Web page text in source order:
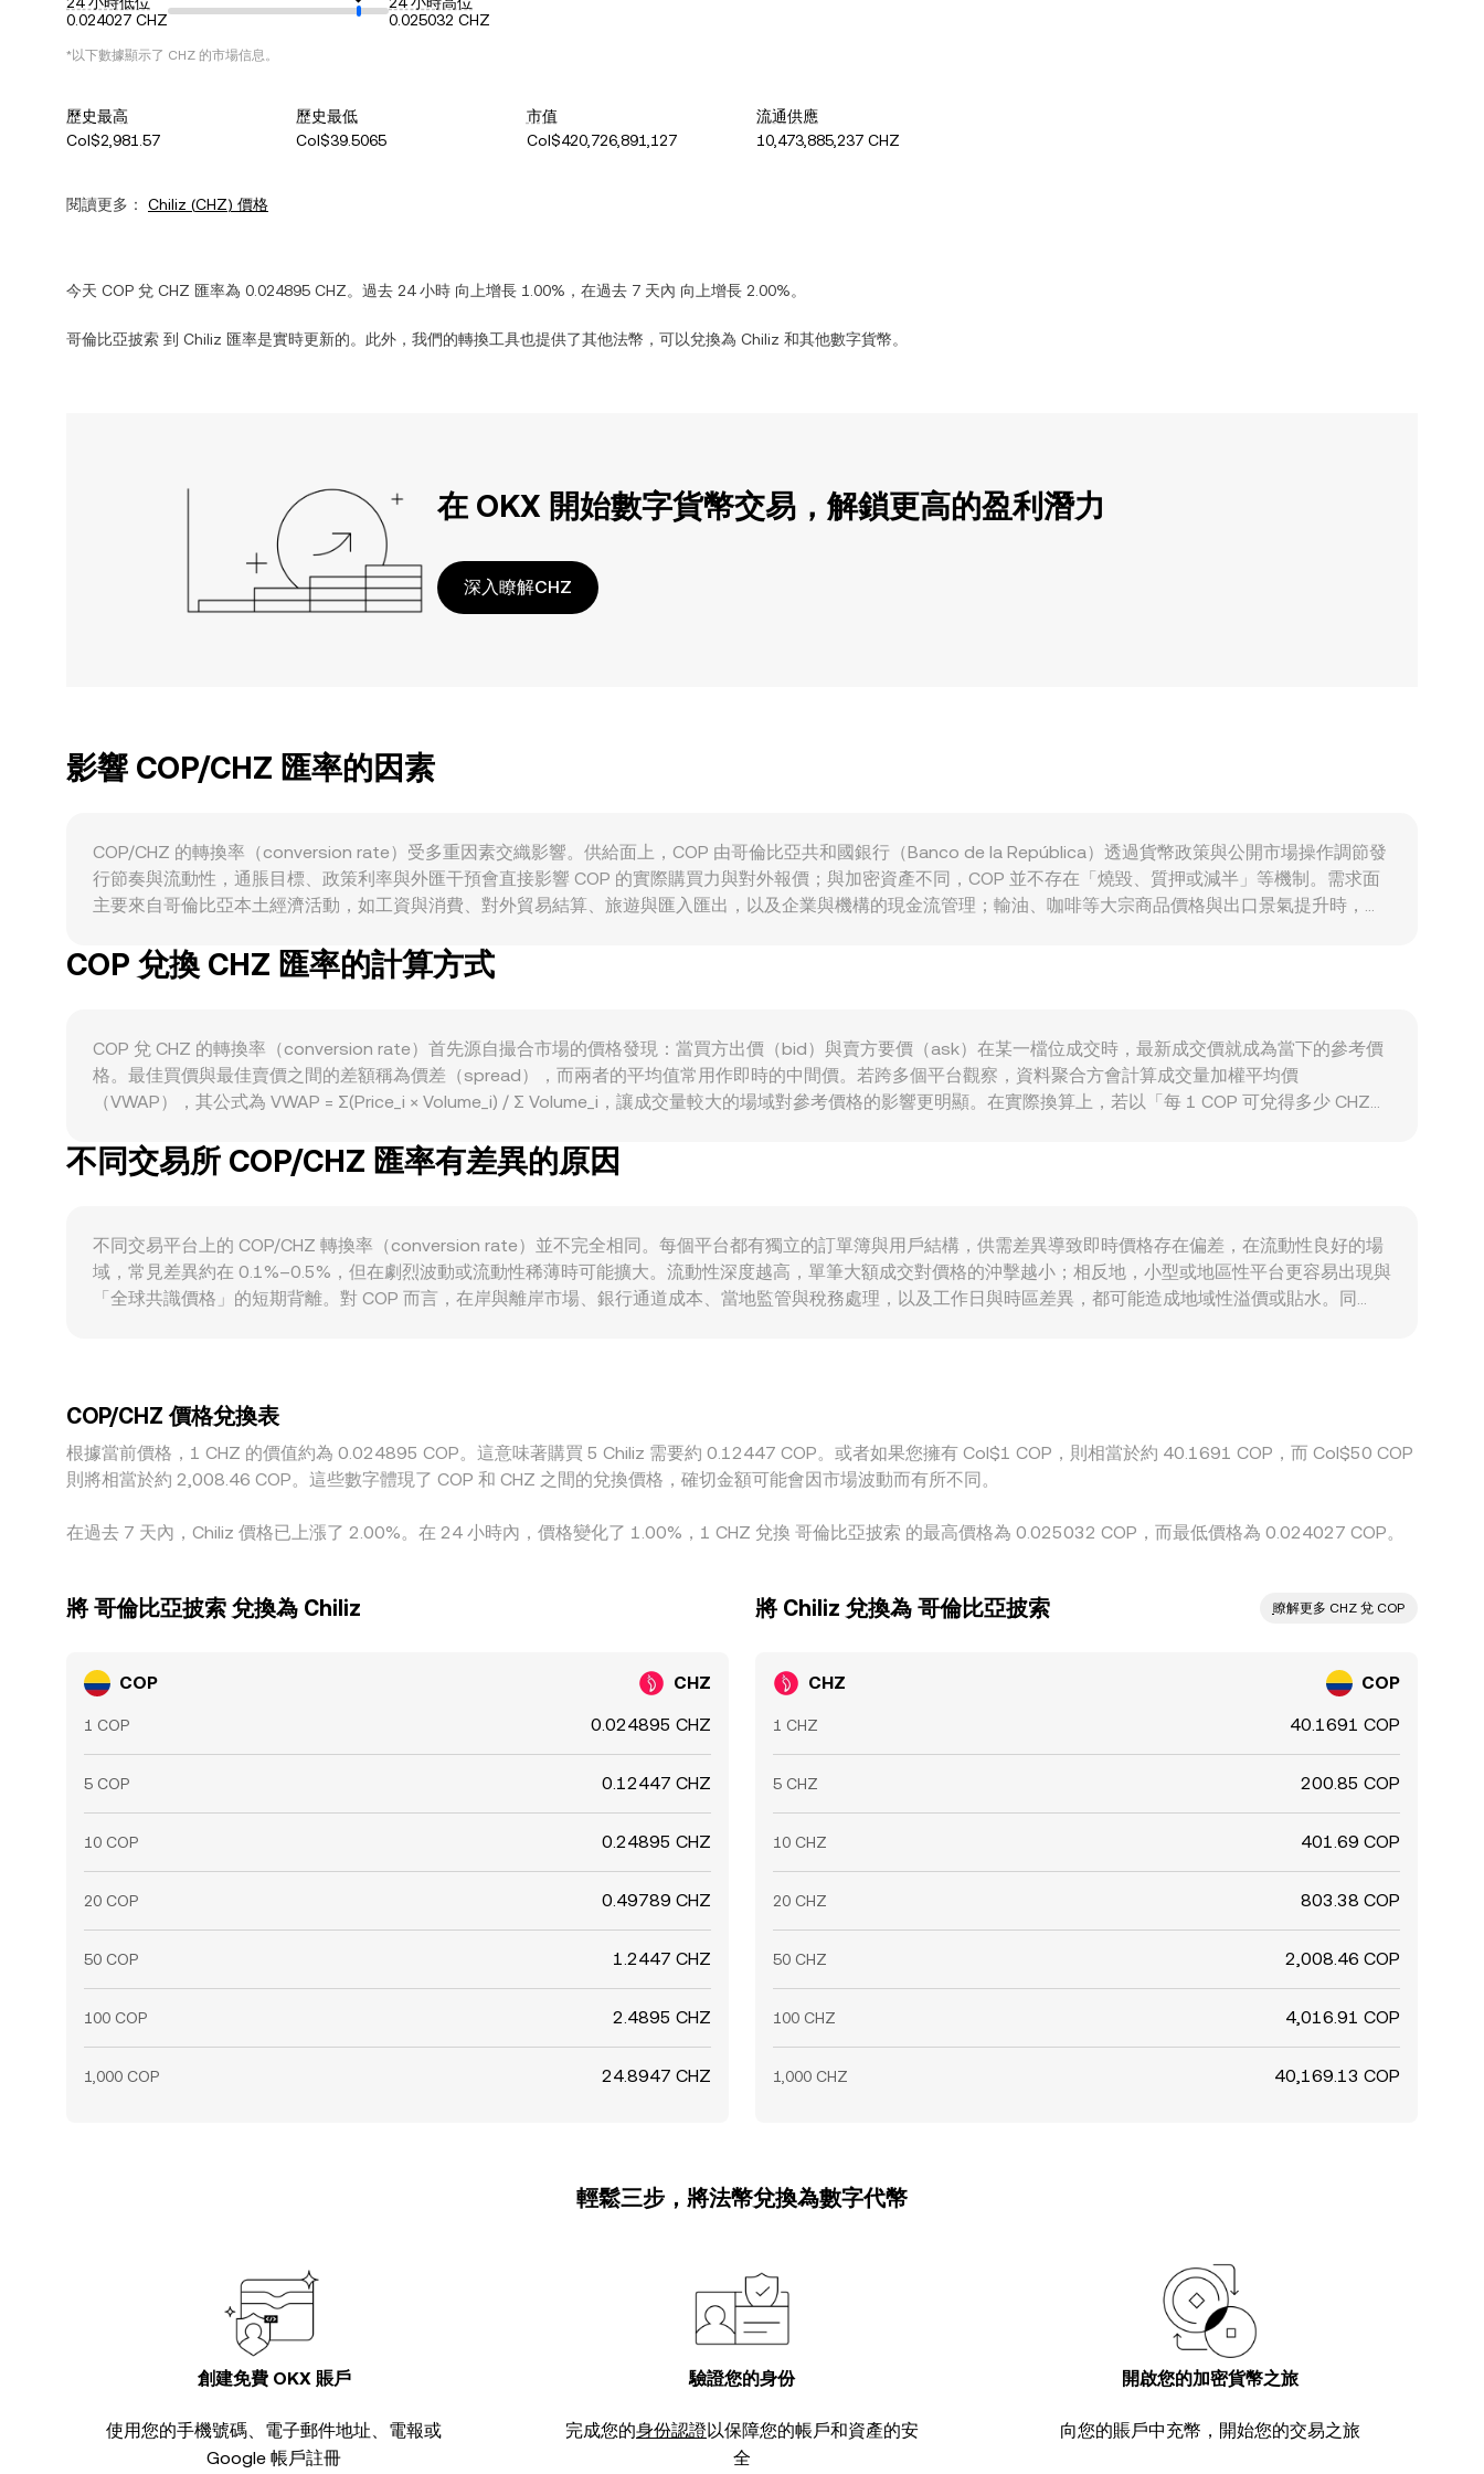
0.024027 CHZ
0.025032 CHZ
*以下數據顯示了 CHZ 的市場信息。
歷史最高
Col$2,981.57
歷史最低
Col$39.5065
市值
Col$420,726,891,127
流通供應
10,473,885,237 CHZ
閱讀更多： Chiliz (CHZ) 價格
今天 COP 兌 CHZ 匯率為 0.024895 CHZ。過去 24 小時 向上增長 1.00% ，在過去 7 天內 向上增長 2.00%。
哥倫比亞披索 到 Chiliz 匯率是實時更新的。此外，我們的轉換工具也提供了其他法幣，可以兌換為 Chiliz 和其他數字貨幣。
在 OKX 開始數字貨幣交易，解鎖更高的盈利潛力
深入瞭解CHZ
影響 COP/CHZ 匯率的因素
COP/CHZ 的轉換率（conversion rate）受多重因素交織影響。供給面上，COP 由哥倫比亞共和國銀行（Banco de la República）透過貨幣政策與公開市場操作調節發
行節奏與流動性，通脹目標、政策利率與外匯干預會直接影響 COP 的實際購買力與對外報價；與加密資產不同，COP 並不存在「燒毀、質押或減半」等機制。需求面
主要來自哥倫比亞本土經濟活動，如工資與消費、對外貿易結算、旅遊與匯入匯出，以及企業與機構的現金流管理；輸油、咖啡等大宗商品價格與出口景氣提升時，對
與美債利率、風險偏好上升或降溫、拉美資產風險溢價變化，均可能加大短期波動。監管事件方面，哥倫比亞對加密資產交易與法幣出入金的規範、稅務申報要求、銀
行通道與支付機構合規政策的收緊或放寬，都會影響 COP 進入或退出交易平台的便利性與成本，進而反映在 COP/CHZ 的轉換率上；若海外對 CHZ 的合規定性、上市
上與場外的大額地址（俗稱「鯨魚」）的買賣節奏，都可能在短期內改變買賣盤力量；同時，COP 的銀行營業時段、假期安排與在岸/離岸報價差，會導致跨時區流動
性不對稱，疊加造成日內波動。
COP 兌換 CHZ 匯率的計算方式
COP 兌 CHZ 的轉換率（conversion rate）首先源自撮合市場的價格發現：當買方出價（bid）與賣方要價（ask）在某一檔位成交時，最新成交價就成為當下的參考價
格。最佳買價與最佳賣價之間的差額稱為價差（spread），而兩者的平均值常用作即時的中間價。若跨多個平台觀察，資料聚合方會計算成交量加權平均價
（VWAP），其公式為 VWAP = Σ(Price_i × Volume_i) / Σ Volume_i，讓成交量較大的場域對參考價格的影響更明顯。在實際換算上，若以「每 1 COP 可兌得多少 CHZ」
會綜合該路徑上各市場的即時價格與深度。在去中心化場景中，若涉及以穩定幣或其他資產與 CHZ 的自動做市商（AMM）池，則經典恆定乘積公式 x × y = k 決定池內
價格，當前價格可視為 y/x；池中相對資產的變動與滑點，會間接影響通過該路徑折算出的 COP/CHZ 轉換率。此外，訂單簿的掛單深度、吃單規模與連續成交的價格階
不同交易所 COP/CHZ 匯率有差異的原因
不同交易平台上的 COP/CHZ 轉換率（conversion rate）並不完全相同。每個平台都有獨立的訂單簿與用戶結構，供需差異導致即時價格存在偏差，在流動性良好的場
域，常見差異約在 0.1%–0.5%，但在劇烈波動或流動性稀薄時可能擴大。流動性深度越高，單筆大額成交對價格的沖擊越小；相反地，小型或地區性平台更容易出現與
「全球共識價格」的短期背離。對 COP 而言，在岸與離岸市場、銀行通道成本、當地監管與稅務處理，以及工作日與時區差異，都可能造成地域性溢價或貼水。同
COP/CHZ 價格兌換表
根據當前價格，1 CHZ 的價值約為 0.024895 COP。這意味著購買 5 Chiliz 需要約 0.12447 COP。或者如果您擁有 Col$1 COP，則相當於約 40.1691 COP，而 Col$50 COP
則將相當於約 2,008.46 COP。這些數字體現了 COP 和 CHZ 之間的兌換價格，確切金額可能會因市場波動而有所不同。
在過去 7 天內，Chiliz 價格已上漲了 2.00%。在 24 小時內，價格變化了 1.00%，1 CHZ 兌換 哥倫比亞披索 的最高價格為 0.025032 COP，而最低價格為 0.024027 COP。
將 哥倫比亞披索 兌換為 Chiliz
COP CHZ
1 COP 0.024895 CHZ
5 COP 0.12447 CHZ
10 COP 0.24895 CHZ
20 COP 0.49789 CHZ
50 COP 1.2447 CHZ
100 COP 2.4895 CHZ
1,000 COP 24.8947 CHZ
將 Chiliz 兌換為 哥倫比亞披索 ִִִִִִִִִִִִִִִִִִִִִִִִִִִִִִִִִִִִִִִִִִִִִִִ瞭解更多 CHZ 兌 COP
CHZ COP
1 CHZ 40.1691 COP
5 CHZ 200.85 COP
10 CHZ 401.69 COP
20 CHZ 803.38 COP
50 CHZ 2,008.46 COP
100 CHZ 4,016.91 COP
1,000 CHZ 40,169.13 COP
輕鬆三步，將法幣兌換為數字代幣
創建免費 OKX 賬戶
使用您的手機號碼、電子郵件地址、電報或
Google 帳戶註冊
驗證您的身份
完成您的身份認證以保障您的帳戶和資產的安
全
開啟您的加密貨幣之旅
向您的賬戶中充幣，開始您的交易之旅